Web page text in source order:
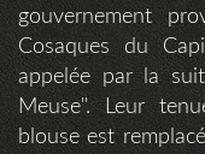
gouvernement
Cosaques du
appelée par la
Meuse". Leur
blouse est